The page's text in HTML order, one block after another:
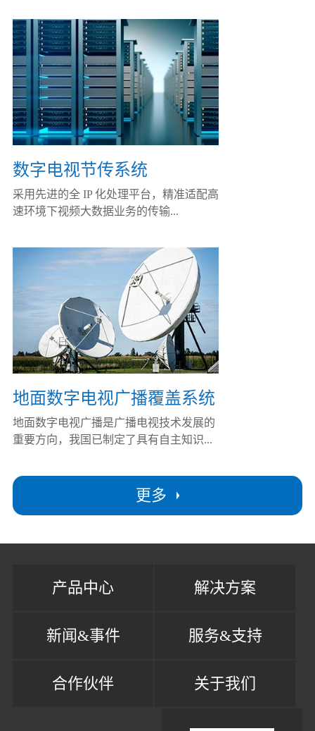
更多
数字电视节传系统
采用先进的全 IP 化处理平台，精准适配高
速环境下视频大数据业务的传输...
地面数字电视广播覆盖系统
地面数字电视广播是广播电视技术发展的
重要方向，我国已制定了具有自主知识...
产品中心 解决方案
新闻&事件 服务&支持
合作伙伴 关于我们